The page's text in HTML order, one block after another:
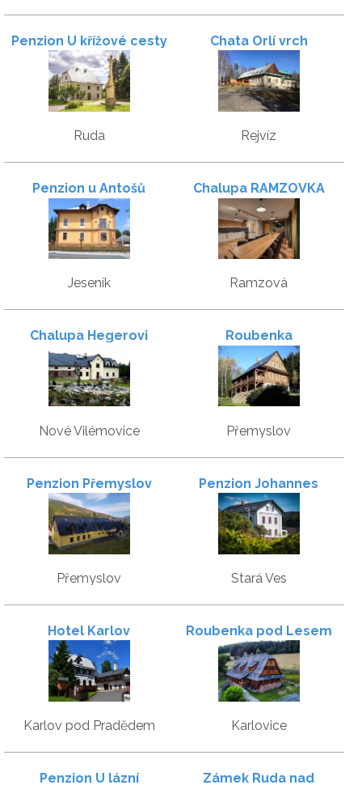
Penzion U křížové cesty
Ruda
Chata Orlí vrch
Rejvíz
Penzion u Antošů
Jeseník
Chalupa RAMZOVKA
Ramzová
Chalupa Hegerovi
Nové Vilémovice
Roubenka
Přemyslov
Penzion Přemyslov
Přemyslov
Penzion Johannes
Stará Ves
Hotel Karlov
Karlov pod Pradědem
Roubenka pod Lesem
Karlovice
Penzion U lázní Zámek Ruda nad